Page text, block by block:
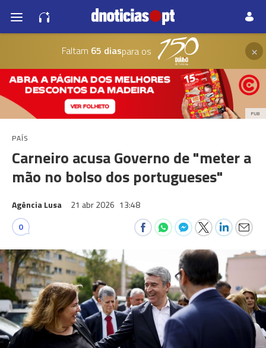
Faltam 65 diaspara os ×
PUB
PAÍS
Carneiro acusa Governo de "meter a
mão no bolso dos portugueses"
Agência Lusa 21 abr 2026 13:48
0